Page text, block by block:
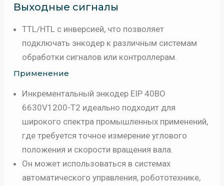
Выходные сигналы
TTL/HTL с инверсией, что позволяет
подключать энкодер к различным системам
обработки сигналов или контроллерам.
Применение
Инкрементальный энкодер EIP 40BO
6630V1200-T2 идеально подходит для
широкого спектра промышленных применений,
где требуется точное измерение углового
положения и скорости вращения вала.
Он может использоваться в системах
автоматического управления, робототехнике,